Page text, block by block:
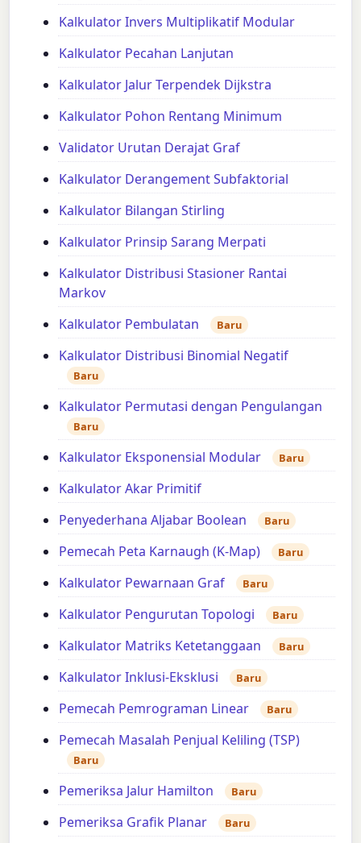
Kalkulator Invers Multiplikatif Modular
Kalkulator Pecahan Lanjutan
Kalkulator Jalur Terpendek Dijkstra
Kalkulator Pohon Rentang Minimum
Validator Urutan Derajat Graf
Kalkulator Derangement Subfaktorial
Kalkulator Bilangan Stirling
Kalkulator Prinsip Sarang Merpati
Kalkulator Distribusi Stasioner Rantai
Markov
Kalkulator Pembulatan
Baru
Kalkulator Distribusi Binomial Negatif
Baru
Kalkulator Permutasi dengan Pengulangan
Baru
Kalkulator Eksponensial Modular Baru
Kalkulator Akar Primitif
Penyederhana Aljabar Boolean
Baru
Pemecah Peta Karnaugh (K-Map) Baru
Kalkulator Pewarnaan Graf Baru
Kalkulator Pengurutan Topologi Baru
Kalkulator Matriks Ketetanggaan Baru
Kalkulator Inklusi-Eksklusi Baru
Pemecah Pemrograman Linear Baru
Pemecah Masalah Penjual Keliling (TSP)
Baru
Pemeriksa Jalur Hamilton Baru
Pemeriksa Grafik Planar Baru